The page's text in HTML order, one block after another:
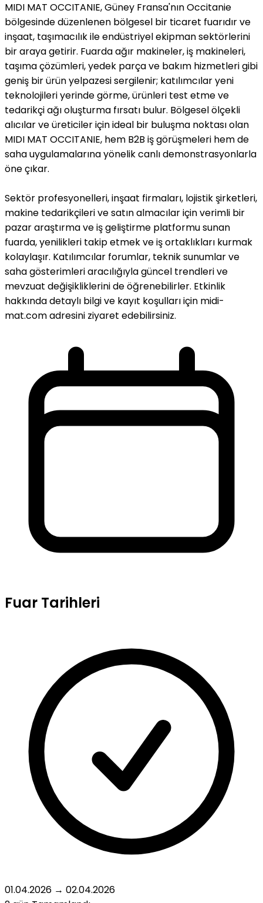
MIDI MAT OCCITANIE, Güney Fransa'nın Occitanie
bölgesinde düzenlenen bölgesel bir ticaret fuarıdır ve
inşaat, taşımacılık ile endüstriyel ekipman sektörlerini
bir araya getirir. Fuarda ağır makineler, iş makineleri,
taşıma çözümleri, yedek parça ve bakım hizmetleri gibi
geniş bir ürün yelpazesi sergilenir; katılımcılar yeni
teknolojileri yerinde görme, ürünleri test etme ve
tedarikçi ağı oluşturma fırsatı bulur. Bölgesel ölçekli
alıcılar ve üreticiler için ideal bir buluşma noktası olan
MIDI MAT OCCITANIE, hem B2B iş görüşmeleri hem de
saha uygulamalarına yönelik canlı demonstrasyonlarla
öne çıkar.
Sektör profesyonelleri, inşaat firmaları, lojistik şirketleri,
makine tedarikçileri ve satın almacılar için verimli bir
pazar araştırma ve iş geliştirme platformu sunan
fuarda, yenilikleri takip etmek ve iş ortaklıkları kurmak
kolaylaşır. Katılımcılar forumlar, teknik sunumlar ve
saha gösterimleri aracılığıyla güncel trendleri ve
mevzuat değişikliklerini de öğrenebilirler. Etkinlik
hakkında detaylı bilgi ve kayıt koşulları için midi-
mat.com adresini ziyaret edebilirsiniz.
Fuar Tarihleri
01.04.2026 → 02.04.2026